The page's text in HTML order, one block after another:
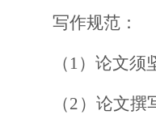
写作规范：
（1）论文
（2）论文